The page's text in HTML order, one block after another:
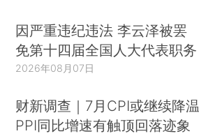
因严重违纪违法 李云泽被罢
免第十四届全国人大代表职务
2026年08月07日
财新调查｜7月CPI或继续降温
PPI同比增速有触顶回落迹象